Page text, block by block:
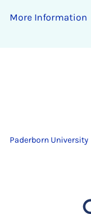
More Information
Paderborn University